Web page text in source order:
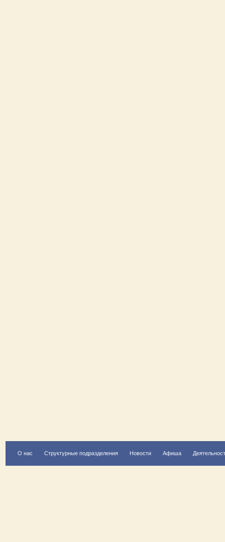
О нас Структурные подразделения Новости Афиша